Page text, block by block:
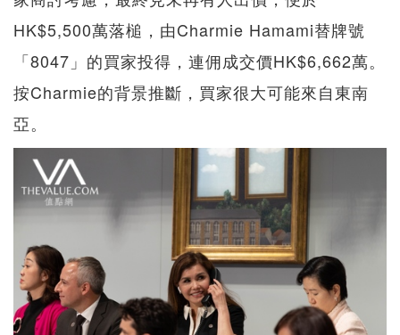
HK$5,500萬落槌，由Charmie Hamami替牌號
「8047」的買家投得，連佣成交價HK$6,662萬。
按Charmie的背景推斷，買家很大可能來自東南
亞。